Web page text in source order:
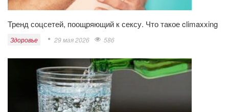
Тренд соцсетей, поощряющий к сексу. Что такое climaxxing
Здоровье 29 мая 2026 586